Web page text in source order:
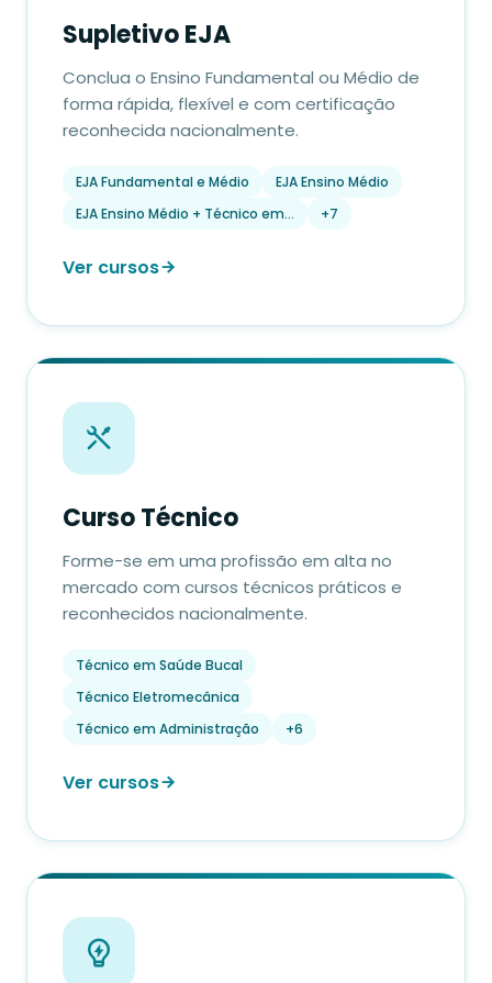
Supletivo EJA
Conclua o Ensino Fundamental ou Médio de
forma rápida, flexível e com certificação
reconhecida nacionalmente.
EJA Fundamental e Médio
EJA Ensino Médio
EJA Ensino Médio + Técnico em…
+7
Ver cursos
Curso Técnico
Forme-se em uma profissão em alta no
mercado com cursos técnicos práticos e
reconhecidos nacionalmente.
Técnico em Saúde Bucal
Técnico Eletromecânica
Técnico em Administração
+6
Ver cursos